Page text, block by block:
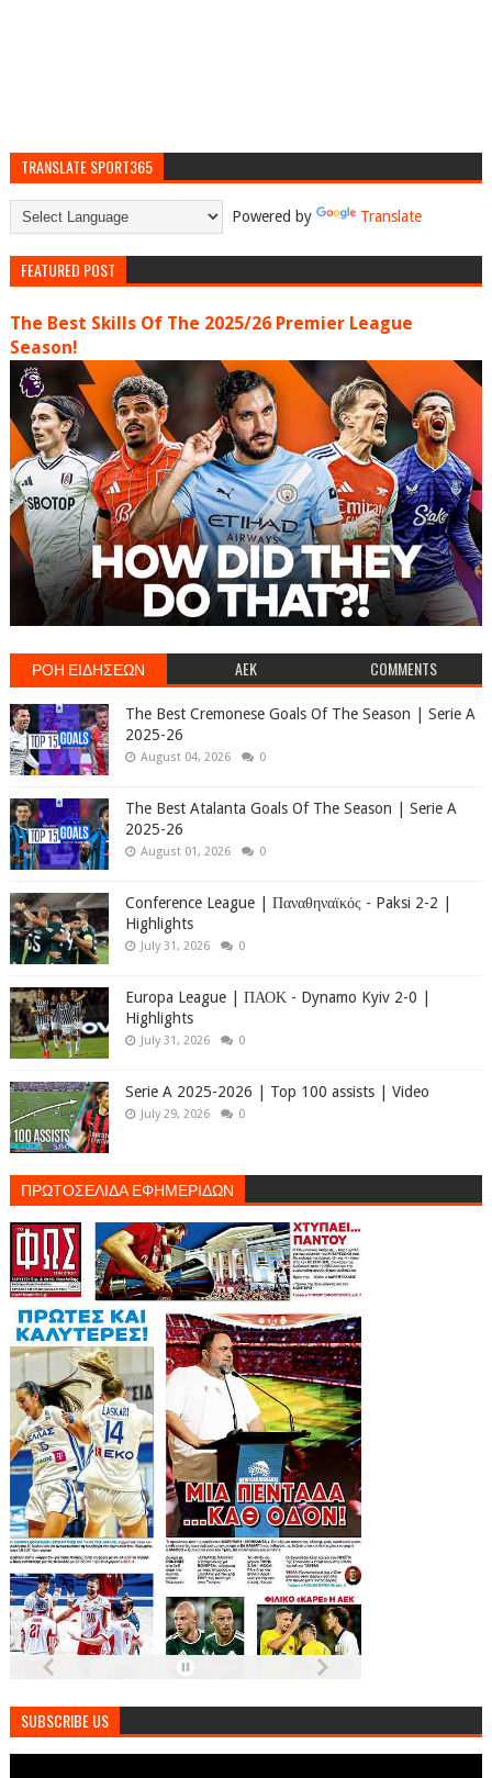
TRANSLATE SPORT365
Powered by Translate
FEATURED POST
The Best Skills Of The 2025/26 Premier League
Season!
ΡΟΗ ΕΙΔΗΣΕΩΝ AEK COMMENTS
The Best Cremonese Goals Of The Season | Serie A
2025-26
August 04, 2026 0
The Best Atalanta Goals Of The Season | Serie A
2025-26
August 01, 2026 0
Conference League | Παναθηναϊκός - Paksi 2-2 |
Highlights
July 31, 2026 0
Europa League | ΠΑΟΚ - Dynamo Kyiv 2-0 |
Highlights
July 31, 2026 0
Serie A 2025-2026 | Top 100 assists | Video
July 29, 2026 0
ΠΡΩΤΟΣΕΛΙΔΑ ΕΦΗΜΕΡΙΔΩΝ
SUBSCRIBE US